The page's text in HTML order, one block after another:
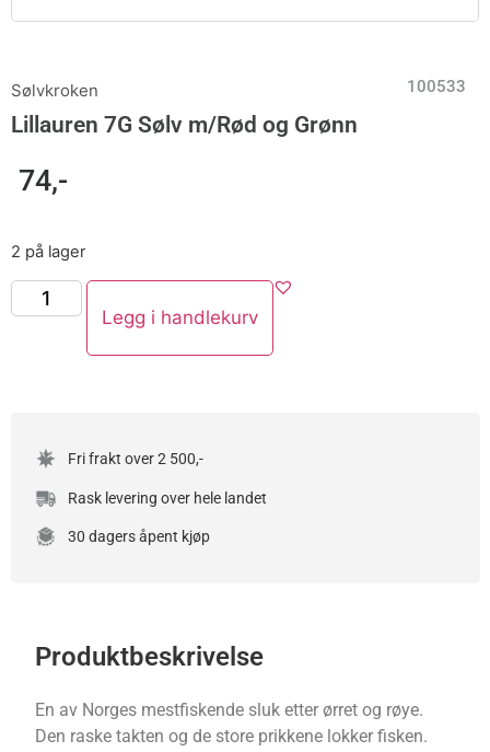
Sølvkroken 100533
Lillauren 7G Sølv m/Rød og Grønn
74,-
2 på lager
Legg i handlekurv
Fri frakt over 2 500,-
Rask levering over hele landet
30 dagers åpent kjøp
Produktbeskrivelse
En av Norges mestfiskende sluk etter ørret og røye.
Den raske takten og de store prikkene lokker fisken.